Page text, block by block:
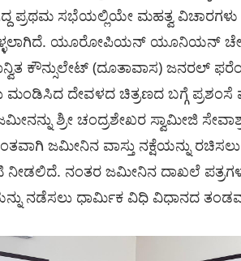
ಪ್ರಥಮ ಸಭೆಯಲ್ಲಿಯೇ ಮಹತ್ವ
ಯೂರೋಪಿಯನ್ ಯೂನಿಯನ್
ಕೌನ್ಸುಲೇಟ್ (ದೂತಾವಾಸ) ಜನರಲ್
ಮಂಡಿಸಿದ ದೇವಳದ ಚಿತ್ರಣದ ಬಗ್ಗೆ ಪ್ರಶಂಸೆ
ಶ್ರೀ ಚಂದ್ರಶೇಖರ ಸ್ವಾಮೀಜಿ
ಜಮೀನಿನ ವಾಸ್ತು ನಕ್ಷೆಯನ್ನು ರಚಿಸಲು
ನೀಡಲಿದೆ. ನಂತರ ಜಮೀನಿನ ದಾಖಲೆ
ನಡೆಸಲು ಧಾರ್ಮಿಕ ವಿಧಿ ವಿಧಾನದ